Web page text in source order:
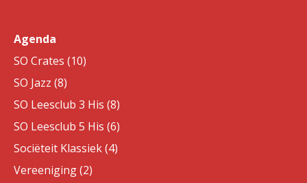
Agenda
SO Crates (10)
SO Jazz (8)
SO Leesclub 3 His (8)
SO Leesclub 5 His (6)
Sociëteit Klassiek (4)
Vereeniging (2)